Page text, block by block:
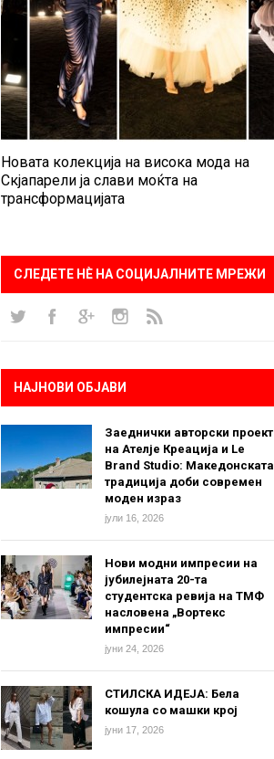
Новата колекција на висока мода на
Скјапарели ја слави моќта на
трансформацијата
СЛЕДЕТЕ НÈ НА СОЦИЈАЛНИТЕ МРЕЖИ
НАЈНОВИ ОБЈАВИ
Заеднички авторски проект
на Ателје Креација и Le
Brand Studio: Македонската
традиција доби современ
моден израз
јули 16, 2026
Нови модни импресии на
јубилејната 20-та
студентска ревија на ТМФ
насловена „Вортекс
импресии“
јуни 24, 2026
СТИЛСКА ИДЕЈА: Бела
кошула со машки крој
јуни 17, 2026